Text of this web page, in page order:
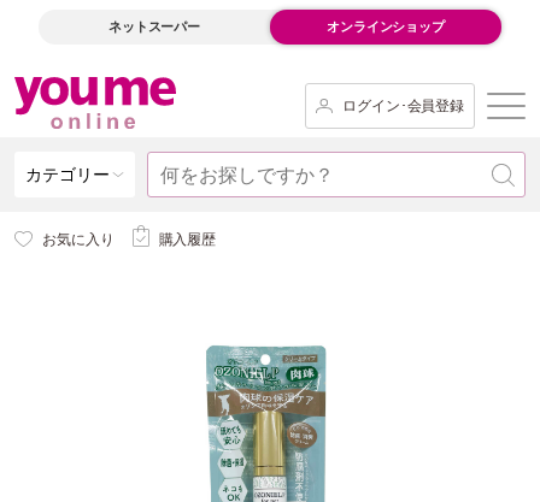
ネットスーパー オンラインショップ
ログイン･会員登録
カテゴリー
お気に入り 購入履歴